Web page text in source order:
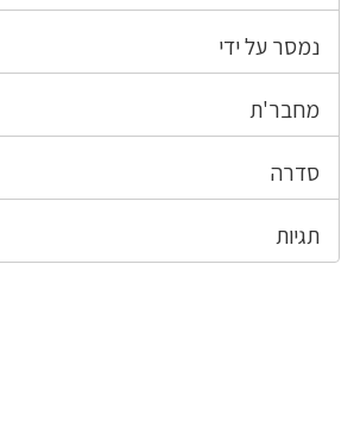
נמסר על ידי
מחבר'ת
סדרה
תגיות